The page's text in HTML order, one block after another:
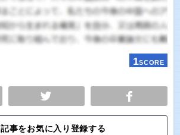
1SCORE
記事をお気に入り登録する